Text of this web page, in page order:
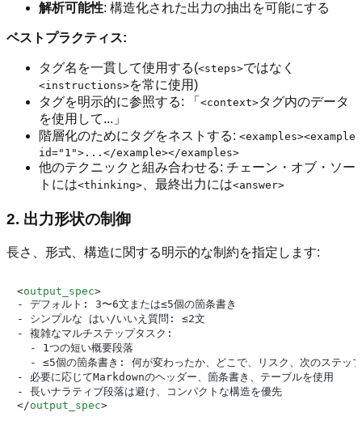
解析可能性: 構造化された出力の抽出を可能にする
ベストプラクティス:
タグ名を一貫して使用する(<steps>ではなく
<instructions>を常に使用)
タグを明示的に参照する: 「 <context>タグ内のデータ
を使用して...」
階層化のためにタグをネストする: <examples><example
id="1">...</example></examples>
他のテクニックと組み合わせる: チェーン・オブ・ソー
トには<thinking> 、最終出力には<answer>
2. 出力形状の制御
長さ、形式、構造に関する明示的な制約を指定します:
<output_spec>
- デフォルト: 3〜6文または≤5個の箇条書き
- シンプルな はい/いいえ質問: ≤2文
- 複雑なマルチステップタスク:
  - 1つの短い概要段落
- ≤5個の箇条書き: 何が変わったか、どこで、リスク、次のステッ
- 必要に応じてMarkdownのヘッダー、箇条書き、テーブルを使用
</output_spec>